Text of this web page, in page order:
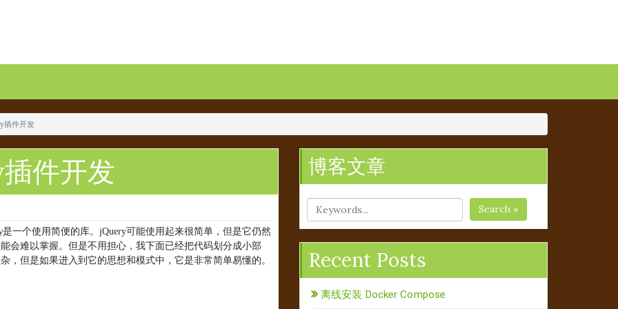
插件开发
件开发
是一个使用简便的库。 jQuery可能使用起来很简单，但是它仍然
会难以掌握。但是不用担心，我下面已经把代码划分成小部
，但是如果进入到它的思想和模式中，它是非常简单易懂的。
博客文章
Search »
Recent Posts
离线安装 Docker Compose